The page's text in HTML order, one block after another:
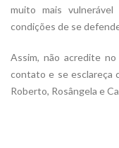
muito mais
condições de se
Assim, não acredite
contato e se esclareça
Roberto, Rosângela e